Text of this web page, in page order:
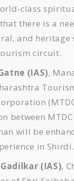
class
there is a
and heritage
circuit.
(IAS),
between
will be
in Shirdi.
(IAS),